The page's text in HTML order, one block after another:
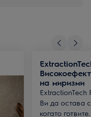
на миризми
ExtractionTech
Ви да остава
когато